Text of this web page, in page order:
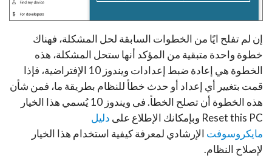
إن لم تفلح ايًا من الخطوات السابقة لحل المشكلة، فهناك
خطوة واحدة متبقية من المؤكد أنها ستحل المشكلة، هذه
الخطوة هي إعادة ضبط إعدادات ويندوز 10 الإفتراضية، فإذا
قمت بتغيير أي إعداد أو حدث خطأ للنظام بطريقة ما، فمن شأن
هذه الخطوة أن تصلح الخطأ. فى ويندوز 10 يُسمي هذا الخيار
Reset this PC وبإمكانك الإطلاع على
دليل
مايكروسوفت الإرشادي لمعرفة كيفية استخدام هذا الخيار
لإصلاح النظام.